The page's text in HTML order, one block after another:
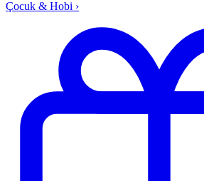
Çocuk & Hobi ›